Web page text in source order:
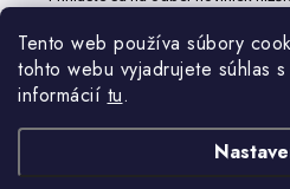
Tento web používa súbory
tohto webu vyjadrujete súhlas
informácií tu.
i
Kontakt
TOP kategórie
Detské štvorkolky
Minicross
Moto prilby
Facebook
Prihlásiť sa